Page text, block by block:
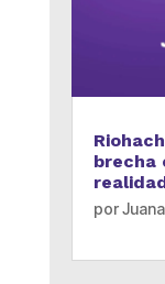
brecha
por